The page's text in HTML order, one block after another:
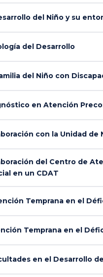
del Niño y su
del Desarrollo
del Niño con
en Atención
con la Unidad
del Centro de
en un CDAT
Temprana en el
Temprana en el
en el Desarrollo